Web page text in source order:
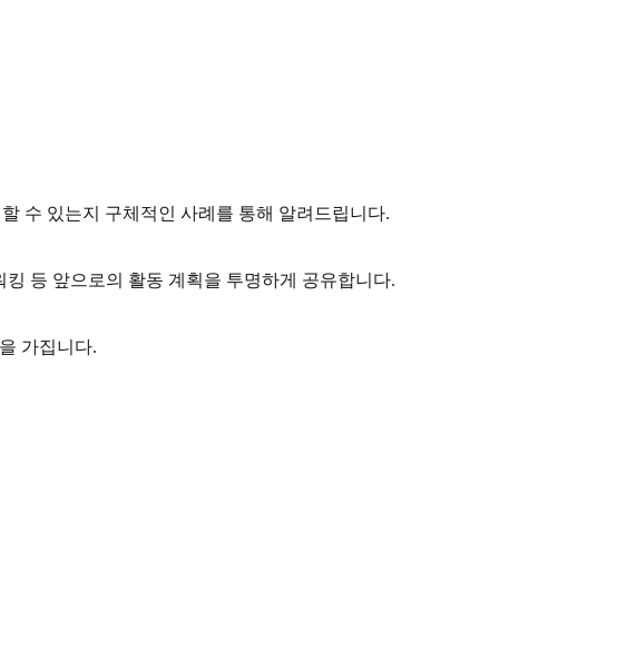
수 있는지 구체적인 사례를 통해 알려드립니다.
등 앞으로의 활동 계획을 투명하게 공유합니다.
가집니다.